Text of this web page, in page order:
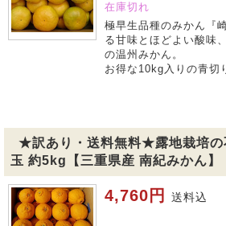
在庫切れ
極早生品種のみかん『
る甘味とほどよい酸味
の温州みかん。
お得な10kg入りの青切
★訳あり・送料無料★露地栽培の
玉 約5kg【三重県産 南紀みかん】
4,760円 送料込